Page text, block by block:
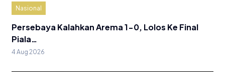
Nasional
Persebaya Kalahkan Arema 1-0, Lolos Ke Final
Piala…
4 Aug 2026